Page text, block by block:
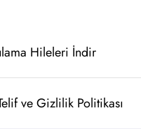
Hileleri İndir
ve Gizlilik Politikası